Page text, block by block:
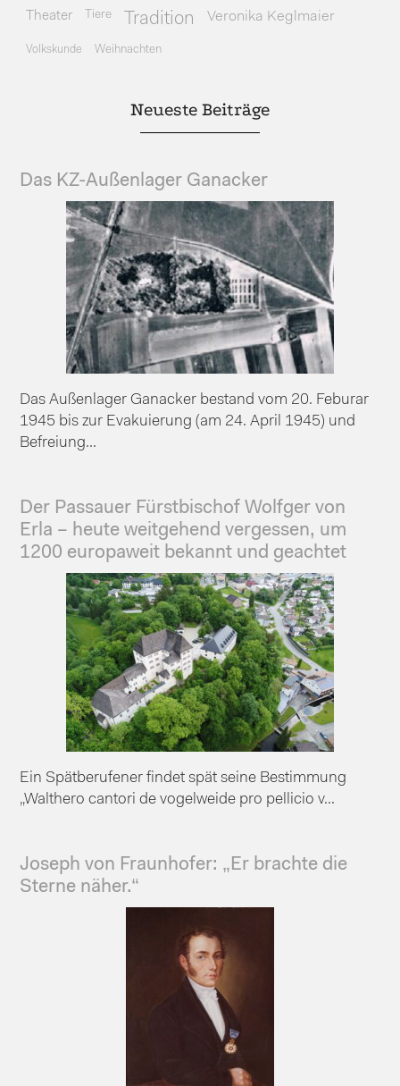
Theater Tiere Tradition Veronika Keglmaier
Volkskunde Weihnachten
Neueste Beiträge
Das KZ-Außenlager Ganacker
Das Außenlager Ganacker bestand vom 20. Feburar
1945 bis zur Evakuierung (am 24. April 1945) und
Befreiung...
Der Passauer Fürstbischof Wolfger von
Erla – heute weitgehend vergessen, um
1200 europaweit bekannt und geachtet
Ein Spätberufener findet spät seine Bestimmung
„Walthero cantori de vogelweide pro pellicio v...
Joseph von Fraunhofer: „Er brachte die
Sterne näher.“